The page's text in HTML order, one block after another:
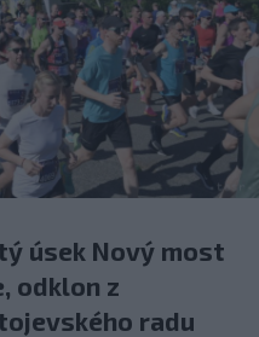
úsek Nový most
odklon z
radu